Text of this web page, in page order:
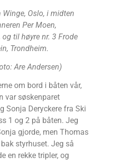
Winge, Oslo, i midten
Per Moen,
høyre nr. 3 Frode
Trondheim.
Andersen)
om bord i båten vår,
var søskenparet
Sonja Deryckere fra Ski
1 og 2 på båten. Jeg
gjorde, men Thomas
styrhuset. Jeg så
en rekke tripler, og